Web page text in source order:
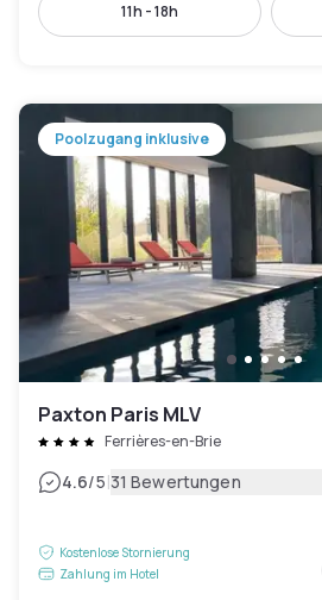
11h - 18h
Poolzugang inklusive
Paxton Paris MLV
Ferrières-en-Brie
4.6/5|31 Bewertungen
Kostenlose Stornierung
Zahlung im Hotel